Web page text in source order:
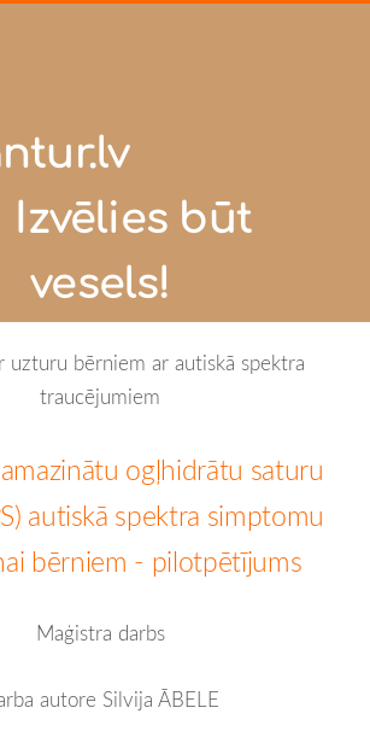
būt
vesels!
uzturu bērniem ar autiskā spektra
traucējumiem
ogļhidrātu saturu
autiskā spektra simptomu
bērniem - pilotpētījums
Maģistra darbs
autore Silvija ĀBELE